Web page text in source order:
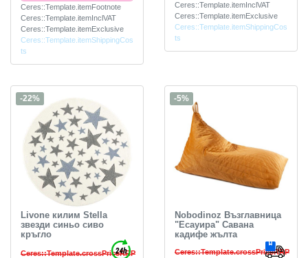
Ceres::Template.itemFootnote
Ceres::Template.itemInclVAT
Ceres::Template.itemExclusive
Ceres::Template.itemShippingCos
ts
Ceres::Template.itemInclVAT
Ceres::Template.itemExclusive
Ceres::Template.itemShippingCos
ts
-22%
Livone килим Stella
звезди синьо сиво
кръгло
Ceres::Template.crossPriceRRP
-5%
Nobodinoz Възглавница
"Есауира" Савана
кадифе жълта
Ceres::Template.crossPriceRRP